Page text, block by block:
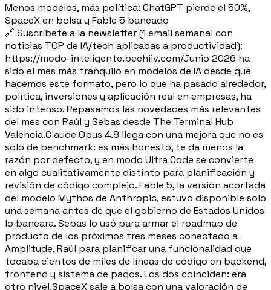
Menos modelos, más política: ChatGPT pierde el 50%,
SpaceX en bolsa y Fable 5 baneado
🔗 Suscríbete a la newsletter (1 email semanal con
noticias TOP de IA/tech aplicadas a productividad):
https://modo-inteligente.beehiiv.com/Junio 2026 ha
sido el mes más tranquilo en modelos de IA desde que
hacemos este formato, pero lo que ha pasado alrededor,
política, inversiones y aplicación real en empresas, ha
sido intenso. Repasamos las novedades más relevantes
del mes con Raúl y Sebas desde The Terminal Hub
Valencia.Claude Opus 4.8 llega con una mejora que no es
solo de benchmark: es más honesto, te da menos la
razón por defecto, y en modo Ultra Code se convierte
en algo cualitativamente distinto para planificación y
revisión de código complejo. Fable 5, la versión acortada
del modelo Mythos de Anthropic, estuvo disponible solo
una semana antes de que el gobierno de Estados Unidos
lo baneara. Sebas lo usó para armar el roadmap de
producto de los próximos tres meses conectado a
Amplitude, Raúl para planificar una funcionalidad que
tocaba cientos de miles de líneas de código en backend,
frontend y sistema de pagos. Los dos coinciden: era
otro nivel.SpaceX sale a bolsa con una valoración de